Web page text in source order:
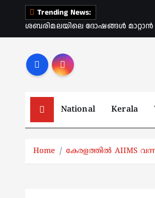
Trending News:
ശബരിമലയിലെ ദോഷങ്ങൾ മാറ്റാൻ
National Kerala
Home കേരളത്തിൽ AIIMS